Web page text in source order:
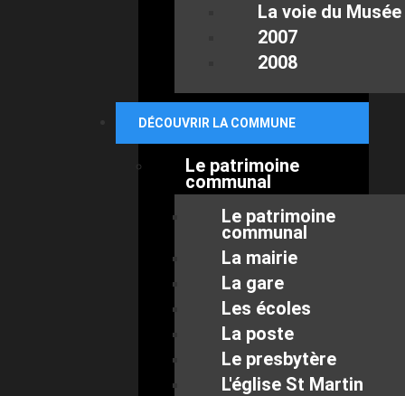
La voie du Musée
2007
2008
DÉCOUVRIR LA COMMUNE
Le patrimoine
communal
Le patrimoine
communal
La mairie
La gare
Les écoles
La poste
Le presbytère
L'église St Martin